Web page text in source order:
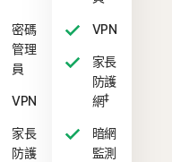
密碼
管理
員
VPN
家長
防護
VPN
家長
防護
網‡
暗網
監測